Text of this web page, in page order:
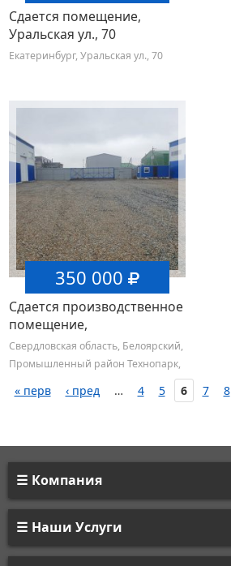
Сдается помещение,
Уральская ул., 70
Екатеринбург, Уральская ул., 70
350 000
Сдается производственное
помещение,
Промышленный район
Технопарк
Свердловская область, Белоярский,
Промышленный район Технопарк,
Промышленный район Технопарк
тер., 5
« перв ‹ пред … 4 5 6 7 8
Компания
Наши Услуги